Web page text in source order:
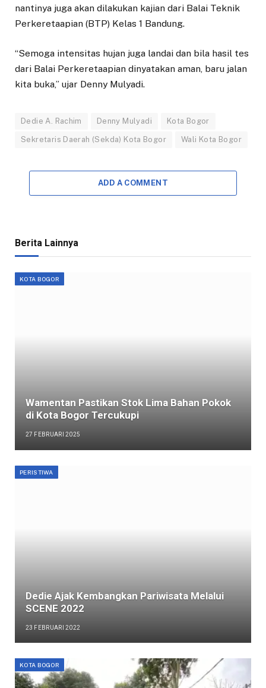
nantinya juga akan dilakukan kajian dari Balai Teknik
Perkeretaapian (BTP) Kelas 1 Bandung.
“Semoga intensitas hujan juga landai dan bila hasil tes
dari Balai Perkeretaapian dinyatakan aman, baru jalan
kita buka,” ujar Denny Mulyadi.
Dedie A. Rachim Denny Mulyadi Kota Bogor
Sekretaris Daerah (Sekda) Kota Bogor Wali Kota Bogor
ADD A COMMENT
Berita Lainnya
KOTA BOGOR
Wamentan Pastikan Stok Lima Bahan Pokok
di Kota Bogor Tercukupi
27 FEBRUARI 2025
PERISTIWA
Dedie Ajak Kembangkan Pariwisata Melalui
SCENE 2022
23 FEBRUARI 2022
KOTA BOGOR